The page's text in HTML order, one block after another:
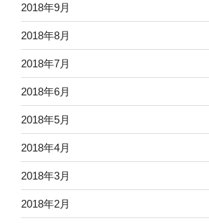
2018年9月
2018年8月
2018年7月
2018年6月
2018年5月
2018年4月
2018年3月
2018年2月